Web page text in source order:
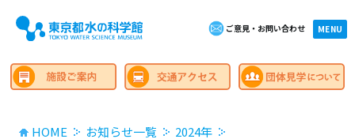
ご意見・お問い合わせ MENU
×close
HOME お知らせ一覧
2024年